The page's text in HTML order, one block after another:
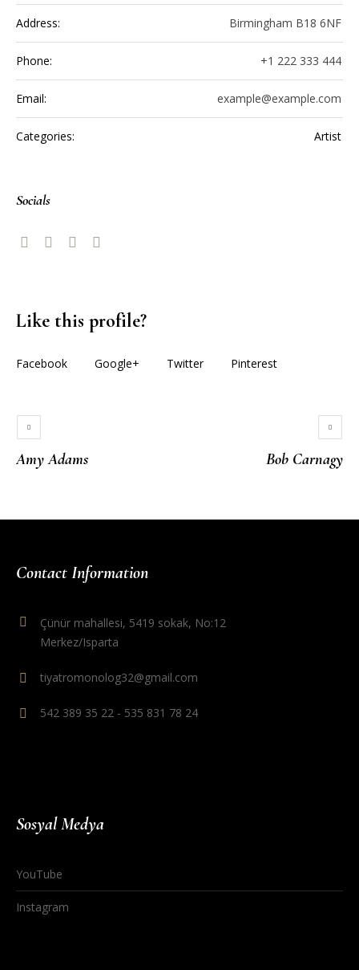
Address: Birmingham B18 6NF
Phone: +1 222 333 444
Email: example@example.com
Categories: Artist
Socials
Like this profile?
Facebook Google+ Twitter Pinterest
Amy Adams Bob Carnagy
Contact Information
Çünür mahallesi, 5419 sokak, No:12
Merkez/Isparta
tiyatromonolog32@gmail.com
542 389 35 22 - 535 831 78 24
Sosyal Medya
YouTube
Instagram